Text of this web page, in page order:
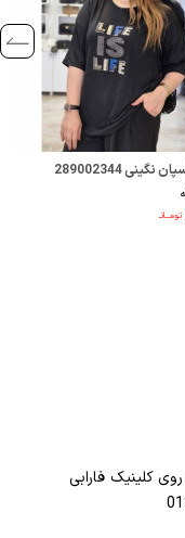
289002344
تومــانـ
کلینیک فارابی